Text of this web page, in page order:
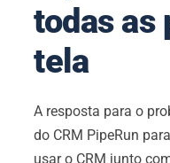
todas as
tela
A resposta para o
do CRM PipeRun
usar o CRM junto